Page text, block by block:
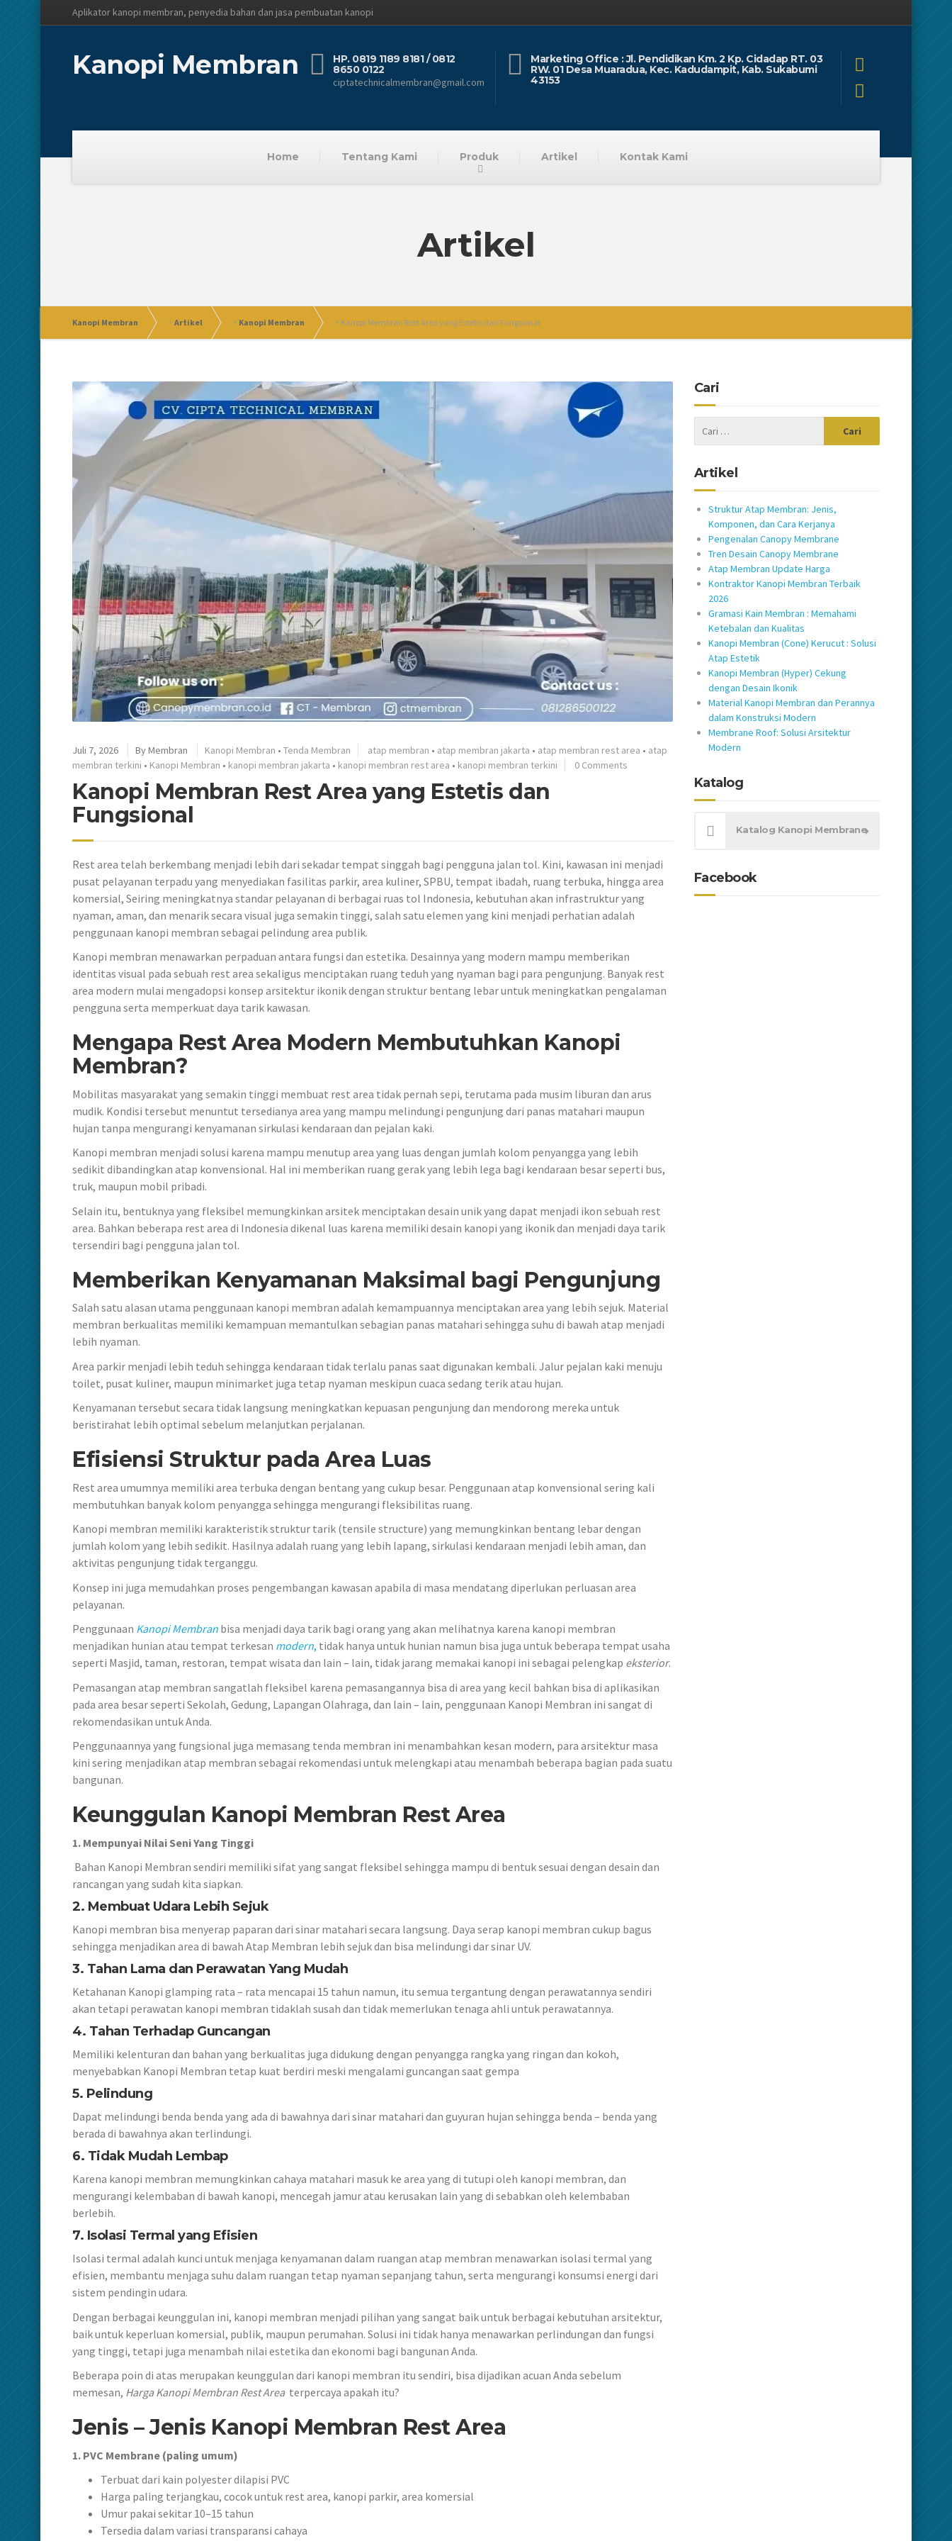
Aplikator kanopi membran, penyedia bahan dan jasa pembuatan kanopi
Kanopi Membran
HP. 0819 1189 8181 / 0812
8650 0122
ciptatechnicalmembran@gmail.com
Marketing Office : Jl. Pendidikan Km. 2 Kp. Cidadap RT. 03
RW. 01 Desa Muaradua, Kec. Kadudampit, Kab. Sukabumi
43153
Home Tentang Kami Produk Artikel Kontak Kami
Artikel
Kanopi Membran > Artikel > Kanopi Membran > Kanopi Membran Rest Area yang Estetis dan Fungsional
Juli 7, 2026 ByMembran Kanopi Membran • Tenda Membran atap membran • atap membran jakarta • atap membran rest area • atap
membran terkini • Kanopi Membran • kanopi membran jakarta • kanopi membran rest area • kanopi membran terkini 0 Comments
Kanopi Membran Rest Area yang Estetis dan
Fungsional
Rest area telah berkembang menjadi lebih dari sekadar tempat singgah bagi pengguna jalan tol. Kini, kawasan ini menjadi
pusat pelayanan terpadu yang menyediakan fasilitas parkir, area kuliner, SPBU, tempat ibadah, ruang terbuka, hingga area
komersial, Seiring meningkatnya standar pelayanan di berbagai ruas tol Indonesia, kebutuhan akan infrastruktur yang
nyaman, aman, dan menarik secara visual juga semakin tinggi, salah satu elemen yang kini menjadi perhatian adalah
penggunaan kanopi membran sebagai pelindung area publik.
Kanopi membran menawarkan perpaduan antara fungsi dan estetika. Desainnya yang modern mampu memberikan
identitas visual pada sebuah rest area sekaligus menciptakan ruang teduh yang nyaman bagi para pengunjung. Banyak rest
area modern mulai mengadopsi konsep arsitektur ikonik dengan struktur bentang lebar untuk meningkatkan pengalaman
pengguna serta memperkuat daya tarik kawasan.
Mengapa Rest Area Modern Membutuhkan Kanopi
Membran?
Mobilitas masyarakat yang semakin tinggi membuat rest area tidak pernah sepi, terutama pada musim liburan dan arus
mudik. Kondisi tersebut menuntut tersedianya area yang mampu melindungi pengunjung dari panas matahari maupun
hujan tanpa mengurangi kenyamanan sirkulasi kendaraan dan pejalan kaki.
Kanopi membran menjadi solusi karena mampu menutup area yang luas dengan jumlah kolom penyangga yang lebih
sedikit dibandingkan atap konvensional. Hal ini memberikan ruang gerak yang lebih lega bagi kendaraan besar seperti bus,
truk, maupun mobil pribadi.
Selain itu, bentuknya yang fleksibel memungkinkan arsitek menciptakan desain unik yang dapat menjadi ikon sebuah rest
area. Bahkan beberapa rest area di Indonesia dikenal luas karena memiliki desain kanopi yang ikonik dan menjadi daya tarik
tersendiri bagi pengguna jalan tol.
Memberikan Kenyamanan Maksimal bagi Pengunjung
Salah satu alasan utama penggunaan kanopi membran adalah kemampuannya menciptakan area yang lebih sejuk. Material
membran berkualitas memiliki kemampuan memantulkan sebagian panas matahari sehingga suhu di bawah atap menjadi
lebih nyaman.
Area parkir menjadi lebih teduh sehingga kendaraan tidak terlalu panas saat digunakan kembali. Jalur pejalan kaki menuju
toilet, pusat kuliner, maupun minimarket juga tetap nyaman meskipun cuaca sedang terik atau hujan.
Kenyamanan tersebut secara tidak langsung meningkatkan kepuasan pengunjung dan mendorong mereka untuk
beristirahat lebih optimal sebelum melanjutkan perjalanan.
Efisiensi Struktur pada Area Luas
Rest area umumnya memiliki area terbuka dengan bentang yang cukup besar. Penggunaan atap konvensional sering kali
membutuhkan banyak kolom penyangga sehingga mengurangi fleksibilitas ruang.
Kanopi membran memiliki karakteristik struktur tarik (tensile structure) yang memungkinkan bentang lebar dengan
jumlah kolom yang lebih sedikit. Hasilnya adalah ruang yang lebih lapang, sirkulasi kendaraan menjadi lebih aman, dan
aktivitas pengunjung tidak terganggu.
Konsep ini juga memudahkan proses pengembangan kawasan apabila di masa mendatang diperlukan perluasan area
pelayanan.
Penggunaan Kanopi Membran bisa menjadi daya tarik bagi orang yang akan melihatnya karena kanopi membran
menjadikan hunian atau tempat terkesan modern, tidak hanya untuk hunian namun bisa juga untuk beberapa tempat usaha
seperti Masjid, taman, restoran, tempat wisata dan lain – lain, tidak jarang memakai kanopi ini sebagai pelengkap eksterior.
Pemasangan atap membran sangatlah fleksibel karena pemasangannya bisa di area yang kecil bahkan bisa di aplikasikan
pada area besar seperti Sekolah, Gedung, Lapangan Olahraga, dan lain – lain, penggunaan Kanopi Membran ini sangat di
rekomendasikan untuk Anda.
Penggunaannya yang fungsional juga memasang tenda membran ini menambahkan kesan modern, para arsitektur masa
kini sering menjadikan atap membran sebagai rekomendasi untuk melengkapi atau menambah beberapa bagian pada suatu
bangunan.
Keunggulan Kanopi Membran Rest Area
1. Mempunyai Nilai Seni Yang Tinggi
Bahan Kanopi Membran sendiri memiliki sifat yang sangat fleksibel sehingga mampu di bentuk sesuai dengan desain dan
rancangan yang sudah kita siapkan.
2. Membuat Udara Lebih Sejuk
Kanopi membran bisa menyerap paparan dari sinar matahari secara langsung. Daya serap kanopi membran cukup bagus
sehingga menjadikan area di bawah Atap Membran lebih sejuk dan bisa melindungi dar sinar UV.
3. Tahan Lama dan Perawatan Yang Mudah
Ketahanan Kanopi glamping rata – rata mencapai 15 tahun namun, itu semua tergantung dengan perawatannya sendiri
akan tetapi perawatan kanopi membran tidaklah susah dan tidak memerlukan tenaga ahli untuk perawatannya.
4. Tahan Terhadap Guncangan
Memiliki kelenturan dan bahan yang berkualitas juga didukung dengan penyangga rangka yang ringan dan kokoh,
menyebabkan Kanopi Membran tetap kuat berdiri meski mengalami guncangan saat gempa
5. Pelindung
Dapat melindungi benda benda yang ada di bawahnya dari sinar matahari dan guyuran hujan sehingga benda – benda yang
berada di bawahnya akan terlindungi.
6. Tidak Mudah Lembap
Karena kanopi membran memungkinkan cahaya matahari masuk ke area yang di tutupi oleh kanopi membran, dan
mengurangi kelembaban di bawah kanopi, mencegah jamur atau kerusakan lain yang di sebabkan oleh kelembaban
berlebih.
7. Isolasi Termal yang Efisien
Isolasi termal adalah kunci untuk menjaga kenyamanan dalam ruangan atap membran menawarkan isolasi termal yang
efisien, membantu menjaga suhu dalam ruangan tetap nyaman sepanjang tahun, serta mengurangi konsumsi energi dari
sistem pendingin udara.
Dengan berbagai keunggulan ini, kanopi membran menjadi pilihan yang sangat baik untuk berbagai kebutuhan arsitektur,
baik untuk keperluan komersial, publik, maupun perumahan. Solusi ini tidak hanya menawarkan perlindungan dan fungsi
yang tinggi, tetapi juga menambah nilai estetika dan ekonomi bagi bangunan Anda.
Beberapa poin di atas merupakan keunggulan dari kanopi membran itu sendiri, bisa dijadikan acuan Anda sebelum
memesan, Harga Kanopi Membran Rest Area terpercaya apakah itu?
Jenis – Jenis Kanopi Membran Rest Area
1. PVC Membrane (paling umum)
Terbuat dari kain polyester dilapisi PVC
Harga paling terjangkau, cocok untuk rest area, kanopi parkir, area komersial
Umur pakai sekitar 10–15 tahun
Tersedia dalam variasi transparansi cahaya
Cari
Artikel
Struktur Atap Membran: Jenis,
Komponen, dan Cara Kerjanya
Pengenalan Canopy Membrane
Tren Desain Canopy Membrane
Atap Membran Update Harga
Kontraktor Kanopi Membran Terbaik
2026
Gramasi Kain Membran : Memahami
Ketebalan dan Kualitas
Kanopi Membran (Cone) Kerucut : Solusi
Atap Estetik
Kanopi Membran (Hyper) Cekung
dengan Desain Ikonik
Material Kanopi Membran dan Perannya
dalam Konstruksi Modern
Membrane Roof: Solusi Arsitektur
Modern
Katalog
Katalog Kanopi Membrane
Facebook